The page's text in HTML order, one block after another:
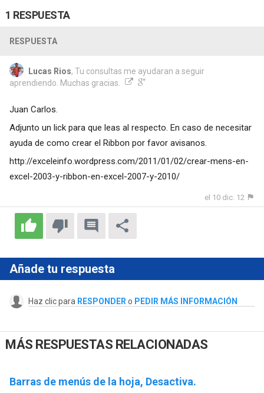
1 RESPUESTA
RESPUESTA
Lucas Rios, Tu consultas me ayudaran a seguir
aprendiendo. Muchas gracias.
Juan Carlos.
Adjunto un lick para que leas al respecto. En caso de necesitar
ayuda de como crear el Ribbon por favor avisanos.
http://exceleinfo.wordpress.com/2011/01/02/crear-mens-en-
excel-2003-y-ribbon-en-excel-2007-y-2010/
el 10 dic. 12
Añade tu respuesta
Haz clic para RESPONDER o PEDIR MÁS INFORMACIÓN
MÁS RESPUESTAS RELACIONADAS
Barras de menús de la hoja, Desactiva.